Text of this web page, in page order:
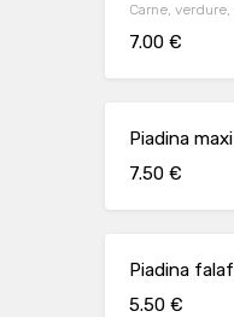
Carne, verdure,
7.00 €
Piadina
7.50 €
Piadina
5.50 €